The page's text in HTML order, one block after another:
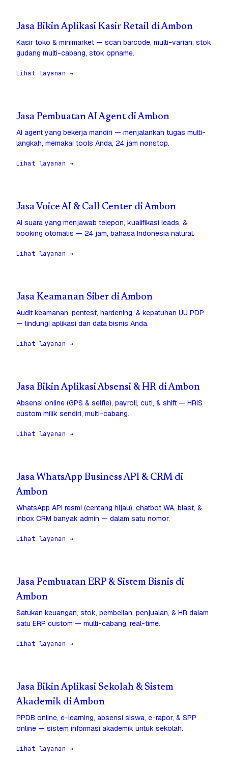
Jasa Bikin Aplikasi Kasir Retail di Ambon
Kasir toko & minimarket — scan barcode, multi-varian, stok
gudang multi-cabang, stok opname.
Lihat layanan →
Jasa Pembuatan AI Agent di Ambon
AI agent yang bekerja mandiri — menjalankan tugas multi-
langkah, memakai tools Anda, 24 jam nonstop.
Lihat layanan →
Jasa Voice AI & Call Center di Ambon
AI suara yang menjawab telepon, kualifikasi leads, &
booking otomatis — 24 jam, bahasa Indonesia natural.
Lihat layanan →
Jasa Keamanan Siber di Ambon
Audit keamanan, pentest, hardening, & kepatuhan UU PDP
— lindungi aplikasi dan data bisnis Anda.
Lihat layanan →
Jasa Bikin Aplikasi Absensi & HR di Ambon
Absensi online (GPS & selfie), payroll, cuti, & shift — HRIS
custom milik sendiri, multi-cabang.
Lihat layanan →
Jasa WhatsApp Business API & CRM di
Ambon
WhatsApp API resmi (centang hijau), chatbot WA, blast, &
inbox CRM banyak admin — dalam satu nomor.
Lihat layanan →
Jasa Pembuatan ERP & Sistem Bisnis di
Ambon
Satukan keuangan, stok, pembelian, penjualan, & HR dalam
satu ERP custom — multi-cabang, real-time.
Lihat layanan →
Jasa Bikin Aplikasi Sekolah & Sistem
Akademik di Ambon
PPDB online, e-learning, absensi siswa, e-rapor, & SPP
online — sistem informasi akademik untuk sekolah.
Lihat layanan →